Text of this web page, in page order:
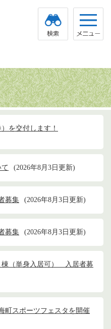
を交付します！
2026年8月3日更新
募集 2026年8月3日更新
募集 2026年8月3日更新
（単身入居可） 入居者募
町スポーツフェスタを開催